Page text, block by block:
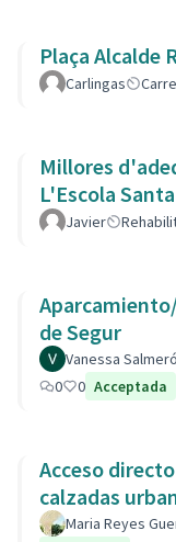
Plaça Alcalde
Carlingas
Millores
L'Escola
Javier
de Segur
Vanessa
0
0 Acceptada
Acceso
calzadas
Maria Reyes